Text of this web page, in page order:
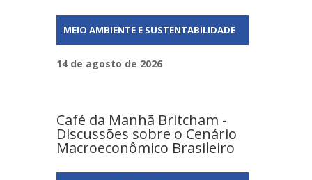
MEIO AMBIENTE E SUSTENTABILIDADE
14 de agosto de 2026
Café da Manhã Britcham -
Discussões sobre o Cenário
Macroeconômico Brasileiro